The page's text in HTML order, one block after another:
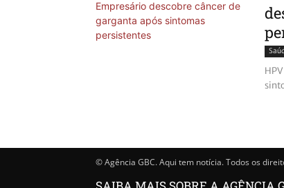
© Agência GBC. Aqui tem notícia. Todos os